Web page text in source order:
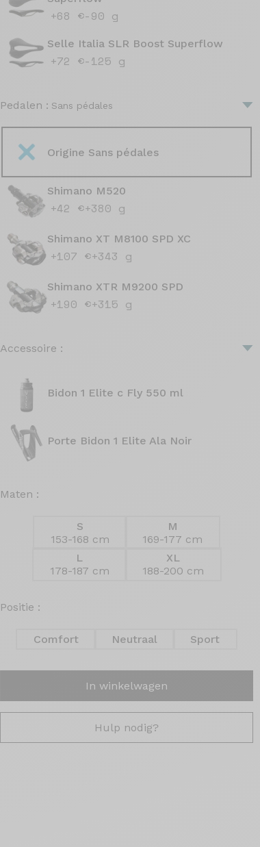
+68 €-90 g
Selle Italia SLR Boost Superflow
+72 €-125 g
Pedalen : Sans pédales
Origine Sans pédales
Shimano M520
+42 €+380 g
Shimano XT M8100 SPD XC
+107 €+343 g
Shimano XTR M9200 SPD
+190 €+315 g
Accessoire :
Bidon 1 Elite c Fly 550 ml
Porte Bidon 1 Elite Ala Noir
Maten :
S
153-168 cm
M
169-177 cm
L
178-187 cm
XL
188-200 cm
Positie :
Comfort Neutraal Sport
In winkelwagen
Hulp nodig?